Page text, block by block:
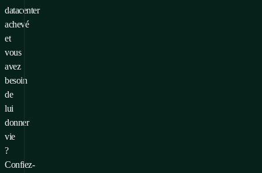
datacenter
achevé
et
vous
avez
besoin
de
lui
donner
vie
?
Confiez-